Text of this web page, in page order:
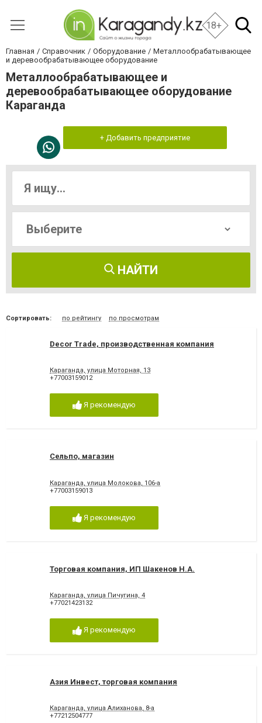
18+
Главная Справочник Оборудование
Металлообрабатывающее
и деревообрабатывающее оборудование
Металлообрабатывающее и
деревообрабатывающее оборудование
Караганда
+ Добавить предприятие
НАЙТИ
Сортировать: по рейтингу по просмотрам
Decor Trade, производственная компания
Караганда, улица Моторная, 13
+77003159012
Я рекомендую
Сельпо, магазин
Караганда, улица Молокова, 106-а
+77003159013
Я рекомендую
Торговая компания, ИП Шакенов Н.А.
Караганда, улица Пичугина, 4
+77021423132
Я рекомендую
Азия Инвест, торговая компания
Караганда, улица Алиханова, 8-а
+77212504777